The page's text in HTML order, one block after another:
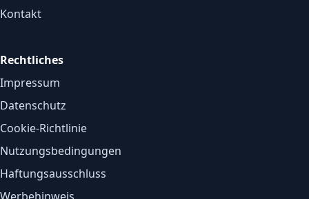
Kontakt
Rechtliches
Impressum
Datenschutz
Cookie-Richtlinie
Nutzungsbedingungen
Haftungsausschluss